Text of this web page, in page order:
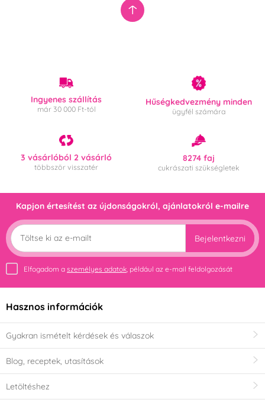
Ingyenes szállítás
már 30 000 Ft-tól
Hűségkedvezmény minden
ügyfél számára
3 vásárlóból 2 vásárló
többször visszatér
8274 faj
cukrászati szükségletek
Kapjon értesítést az újdonságokról, ajánlatokról e-mailre
Bejelentkezni
Elfogadom a személyes adatok, például az e-mail feldolgozását
Hasznos információk
Gyakran ismételt kérdések és válaszok
Blog, receptek, utasítások
Letöltéshez